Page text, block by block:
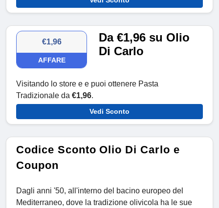
€1,96
AFFARE
Da €1,96 su Olio
Di Carlo
Visitando lo store e e puoi ottenere Pasta
Tradizionale da €1,96.
Vedi Sconto
Codice Sconto Olio Di Carlo e
Coupon
Dagli anni '50, all'interno del bacino europeo del
Mediterraneo, dove la tradizione olivicola ha le sue